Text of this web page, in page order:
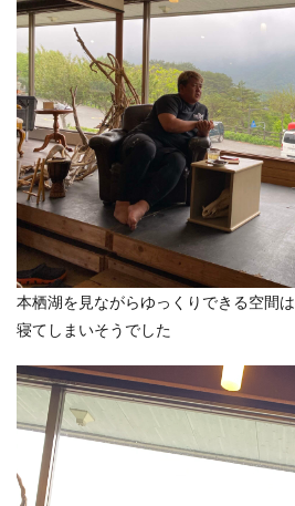
本栖湖を見ながらゆっくりできる空間は
寝てしまいそうでした